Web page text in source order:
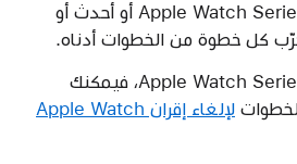
إذا كنت تستخدم Apple Watch Series 4 أو أحدث أو
إذا كنت تستخدم Apple Watch Series 3، فيمكنك
لإلغاء إقران Apple Watch